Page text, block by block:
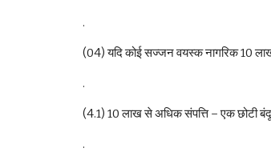
.
(04) यदि कोई सज्जन वयस्क नागरिक 10 लाख
.
(4.1) 10 लाख से अधिक संपत्ति – एक छोटी
.